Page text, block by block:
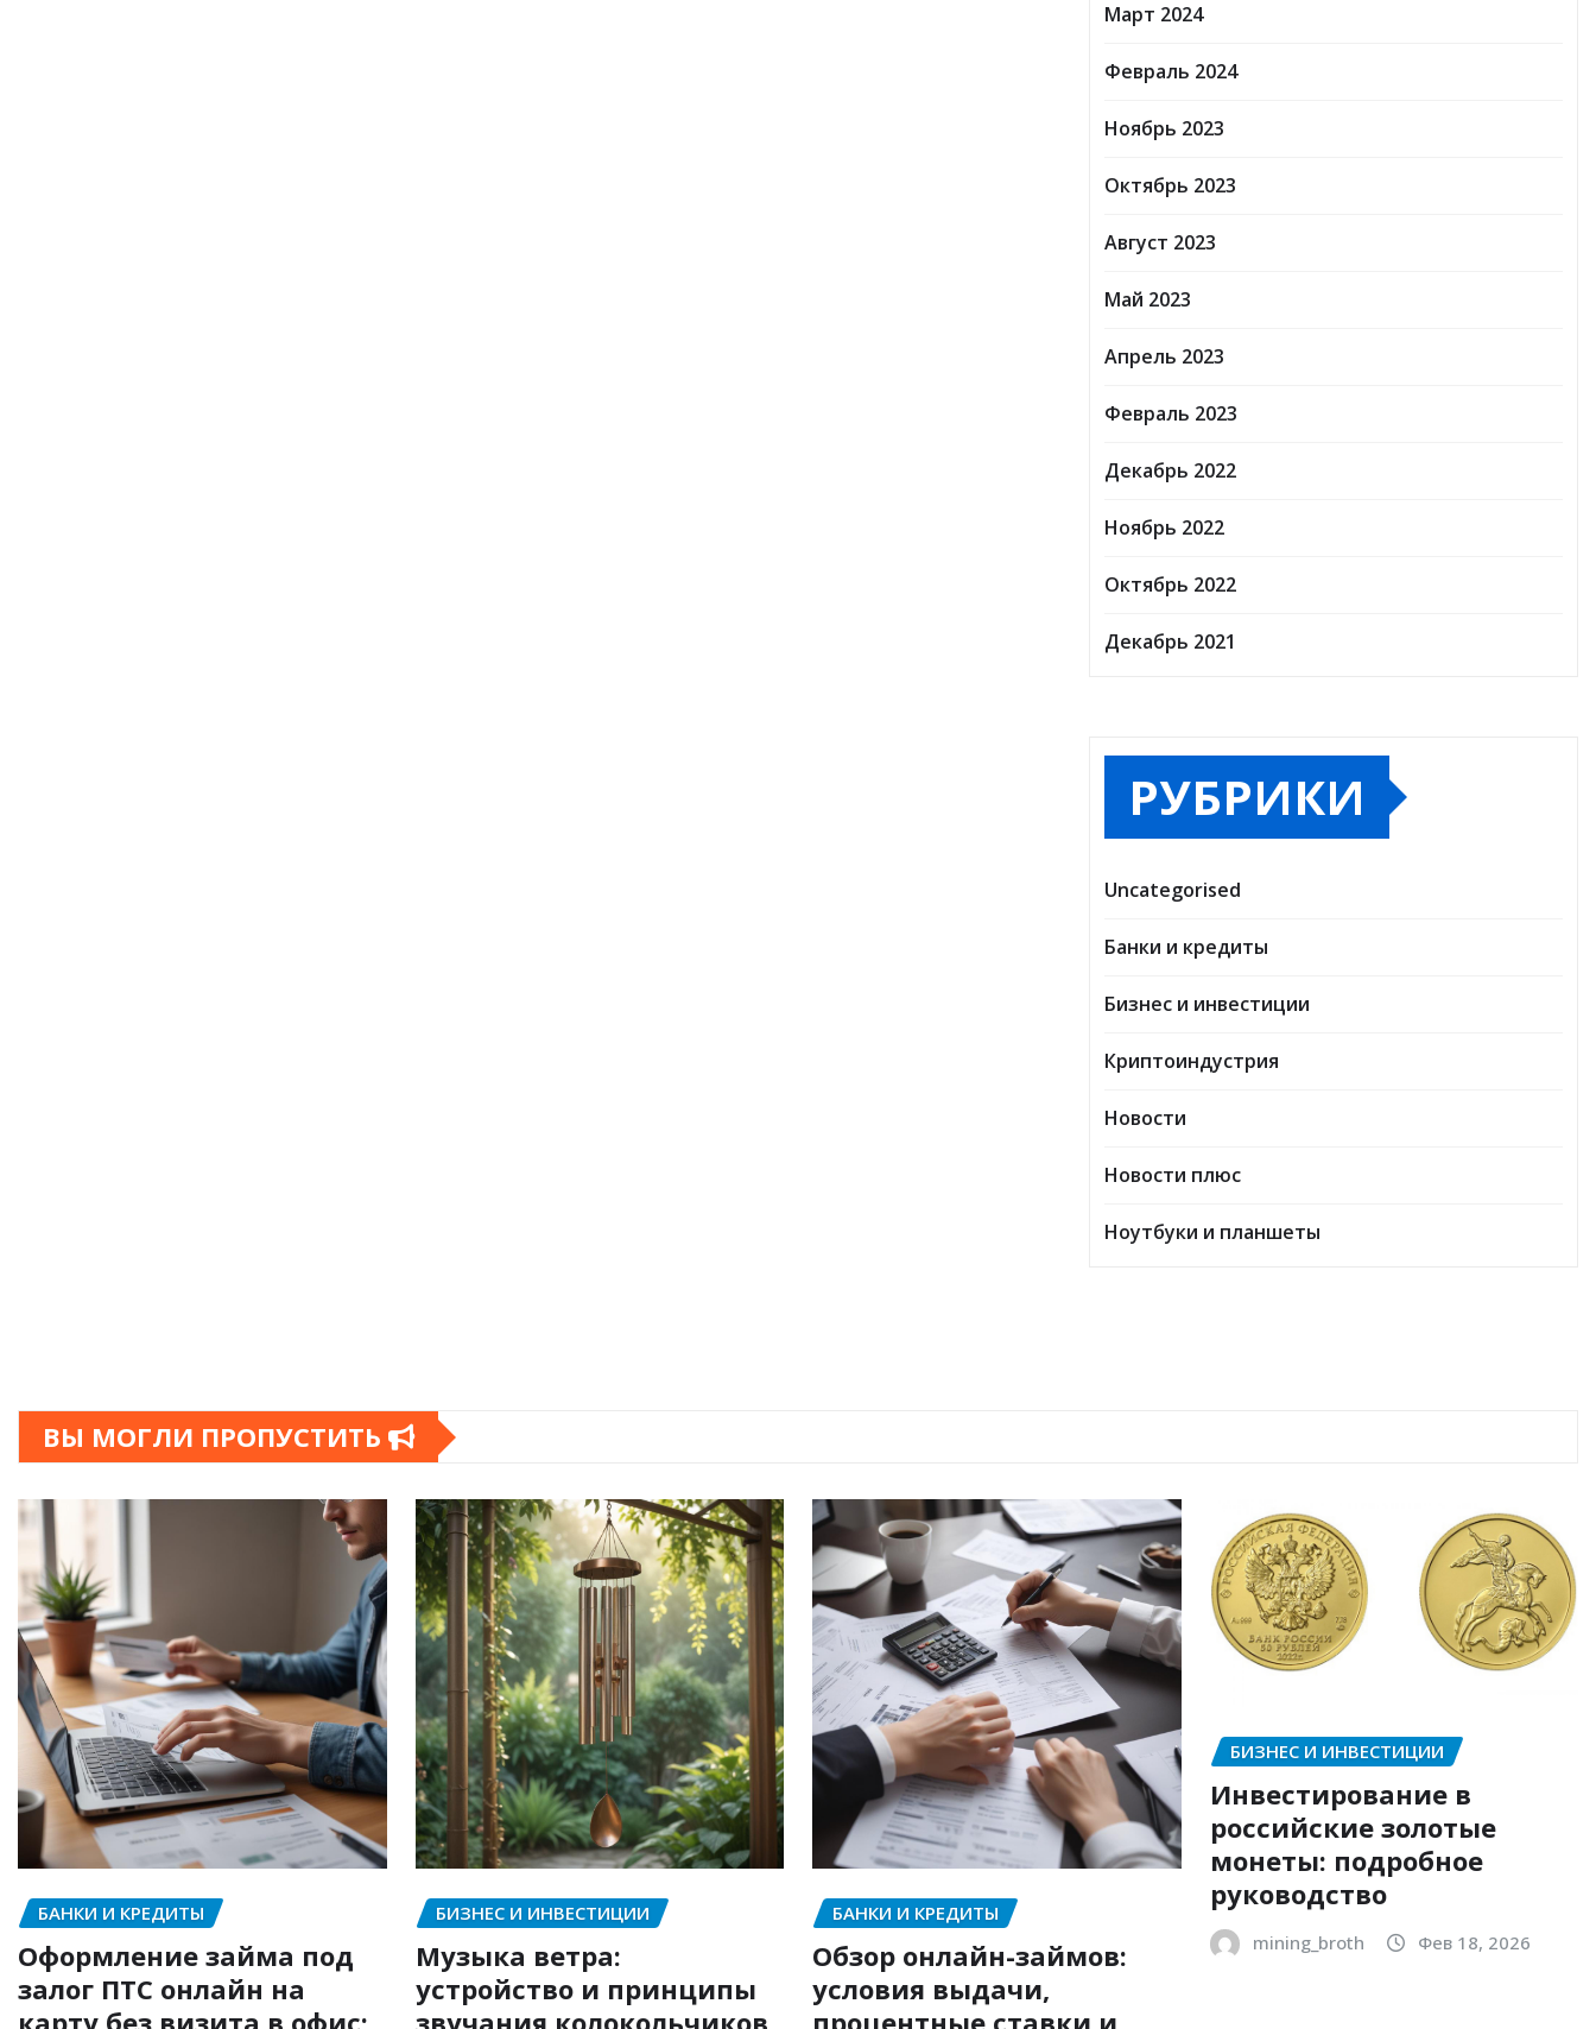
Март 2024
Февраль 2024
Ноябрь 2023
Октябрь 2023
Август 2023
Май 2023
Апрель 2023
Февраль 2023
Декабрь 2022
Ноябрь 2022
Октябрь 2022
Декабрь 2021
РУБРИКИ
Uncategorised
Банки и кредиты
Бизнес и инвестиции
Криптоиндустрия
Новости
Новости плюс
Ноутбуки и планшеты
ВЫ МОГЛИ ПРОПУСТИТЬ
БАНКИ И КРЕДИТЫ
Оформление займа под
залог ПТС онлайн на
БИЗНЕС И ИНВЕСТИЦИИ
Музыка ветра:
устройство и принципы
БАНКИ И КРЕДИТЫ
Обзор онлайн-займов:
условия выдачи,
БИЗНЕС И ИНВЕСТИЦИИ
Инвестирование в
российские золотые
монеты: подробное
руководство
mining_broth Фев 18, 2026